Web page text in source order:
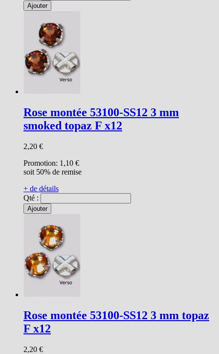
Ajouter
Rose montée 53100-SS12 3 mm
smoked topaz F x12
2,20 €
Promotion: 1,10 €
soit 50% de remise
+ de détails
Qté :
Ajouter
Rose montée 53100-SS12 3 mm topaz
F x12
2,20 €